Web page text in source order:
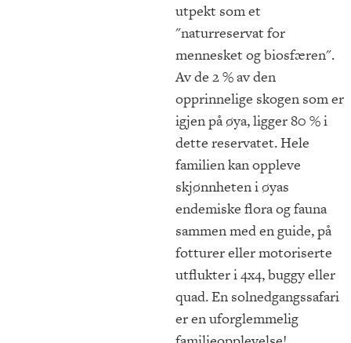
utpekt som et
"naturreservat for
mennesket og biosfæren".
Av de 2 % av den
opprinnelige skogen som er
igjen på øya, ligger 80 % i
dette reservatet. Hele
familien kan oppleve
skjønnheten i øyas
endemiske flora og fauna
sammen med en guide, på
fotturer eller motoriserte
utflukter i 4x4, buggy eller
quad. En solnedgangssafari
er en uforglemmelig